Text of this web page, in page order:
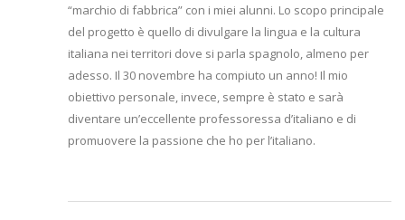
“marchio di fabbrica” con i miei alunni. Lo scopo principale
del progetto è quello di divulgare la lingua e la cultura
italiana nei territori dove si parla spagnolo, almeno per
adesso. Il 30 novembre ha compiuto un anno! Il mio
obiettivo personale, invece, sempre è stato e sarà
diventare un’eccellente professoressa d’italiano e di
promuovere la passione che ho per l’italiano.